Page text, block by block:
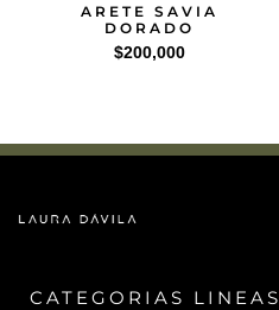
ARETE SAVIA
DORADO
$200,000
CATEGORIAS LINEAS